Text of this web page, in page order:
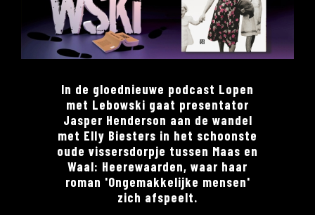
In de gloednieuwe podcast Lopen
met Lebowski gaat presentator
Jasper Henderson aan de wandel
met Elly Biesters in het schoonste
oude vissersdorpje tussen Maas en
Waal: Heerewaarden, waar haar
roman 'Ongemakkelijke mensen'
zich afspeelt.